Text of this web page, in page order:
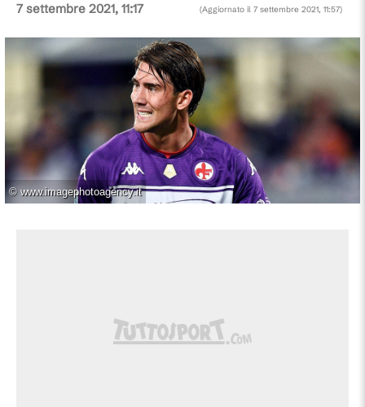
7 settembre 2021, 11:17 (Aggiornato il 7 settembre 2021, 11:57)
© www.imagephotoagency.it